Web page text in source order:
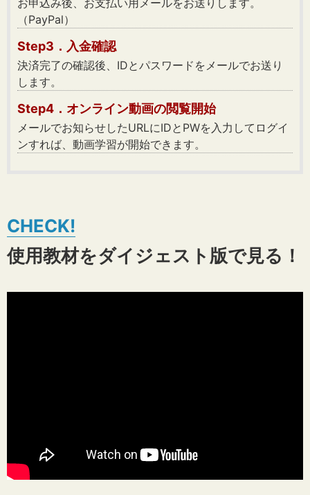
お申込み後、お支払い用メールをお送りします。
（PayPal）
Step3．入金確認
決済完了の確認後、IDとパスワードをメールでお送り
します。
Step4．オンライン動画の閲覧開始
メールでお知らせしたURLにIDとPWを入力してログイ
ンすれば、動画学習が開始できます。
使用教材をダイジェスト版で見る！